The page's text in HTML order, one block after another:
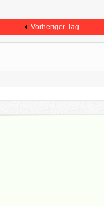
Vorheriger Tag